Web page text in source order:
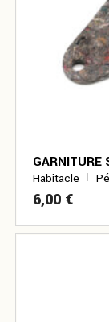
GARNITURE
Habitacle
6,00 €